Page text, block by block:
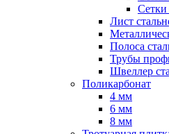
Лист
Полоса
Трубы
Швеллер
Поликарбонат
4 мм
6 мм
8 мм